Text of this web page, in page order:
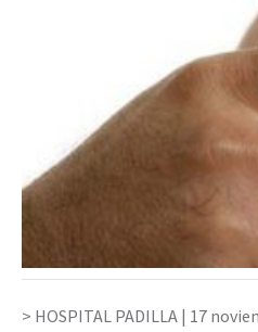
HOSPITAL PADILLA | 17